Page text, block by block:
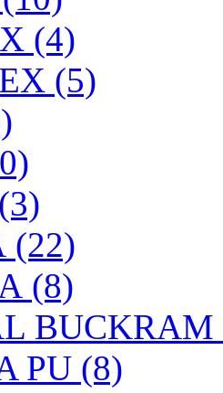
(4)
(5)
(22)
(8)
BUCKRAM
PU (8)